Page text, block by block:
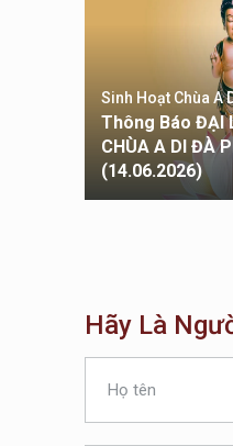
Sinh Hoạt Chùa A
Thông Báo ĐẠI
CHÙA A DI ĐÀ
(14.06.2026)
Hãy Là